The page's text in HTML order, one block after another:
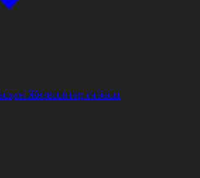
Жетесовтер отбасы